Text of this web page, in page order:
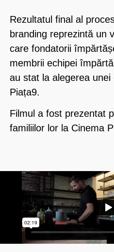
Rezultatul final al
branding reprezintă un
care fondatorii
membrii echipei
au stat la alegerea
Piața9.
Filmul a fost prezentat
familiilor lor la Cinema